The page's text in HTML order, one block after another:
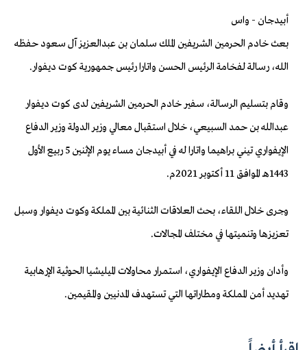
أبيدجان - واس
بعث خادم الحرمين الشريفين الملك سلمان بن عبدالعزيز آل سعود حفظه
الله، رسالة لفخامة الرئيس الحسن واتارا رئيس جمهورية كوت ديفوار.
وقام بتسليم الرسالة، سفير خادم الحرمين الشريفين لدى كوت ديفوار
عبدالله بن حمد السبيعي، خلال استقبال معالي وزير الدولة وزير الدفاع
الإيفواري تيني براهيما واتارا له في أبيدجان مساء يوم الإثنين 5 ربيع الأول
1443هـ الموافق 11 أكتوبر 2021م.
وجرى خلال اللقاء، بحث العلاقات الثنائية بين المملكة وكوت ديفوار وسبل
تعزيزها وتنميتها في مختلف المجالات.
وأدان وزير الدفاع الإيفواري، استمرار محاولات الميليشيا الحوثية الإرهابية
تهديد أمن المملكة ومطاراتها التي تستهدف المدنيين والمقيمين.